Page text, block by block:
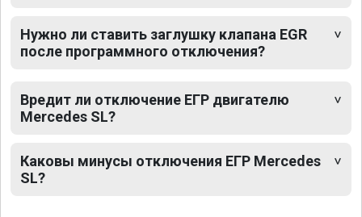
Нужно ли ставить заглушку клапана EGR
после программного отключения?
Вредит ли отключение ЕГР двигателю
Mercedes SL?
Каковы минусы отключения ЕГР Mercedes
SL?